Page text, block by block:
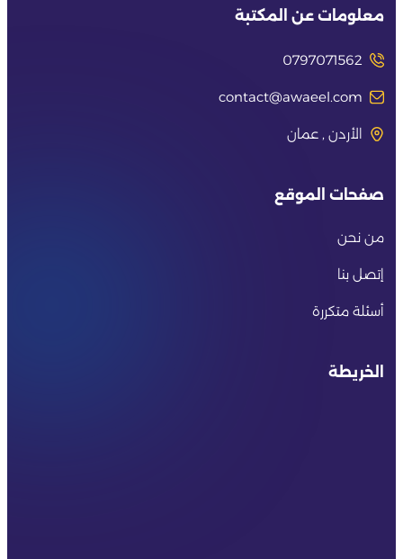
معلومات عن المكتبة
0797071562
contact@awaeel.com
الأردن , عمان
صفحات الموقع
من نحن
إتصل بنا
أسئلة متكررة
الخريطة